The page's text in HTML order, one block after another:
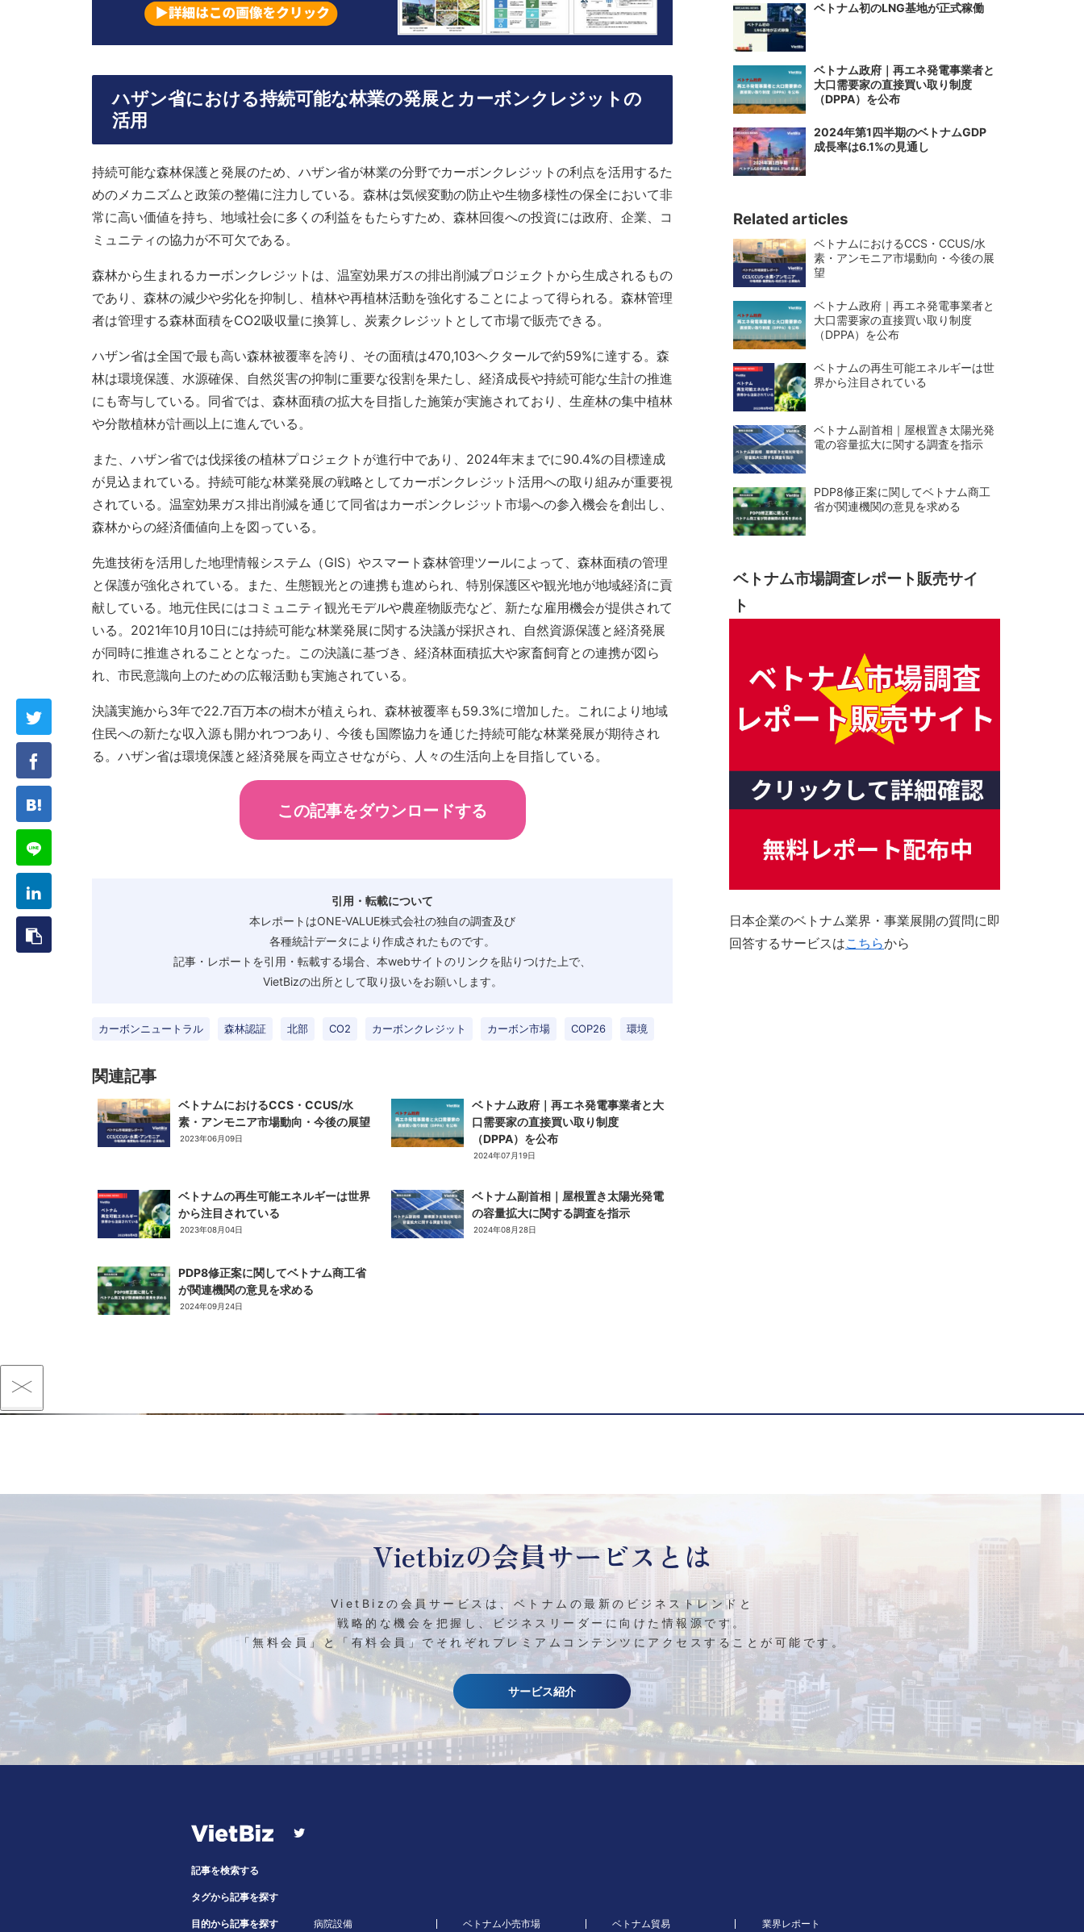
ハザン省における持続可能な林業の発展とカーボンクレジットの
活用
持続可能な森林保護と発展のため、ハザン省が林業の分野でカーボンクレジットの利点を活用するた
めのメカニズムと政策の整備に注力している。森林は気候変動の防止や生物多様性の保全において非
常に高い価値を持ち、地域社会に多くの利益をもたらすため、森林回復への投資には政府、企業、コ
ミュニティの協力が不可欠である。
森林から生まれるカーボンクレジットは、温室効果ガスの排出削減プロジェクトから生成されるもの
であり、森林の減少や劣化を抑制し、植林や再植林活動を強化することによって得られる。森林管理
者は管理する森林面積をCO2吸収量に換算し、炭素クレジットとして市場で販売できる。
ハザン省は全国で最も高い森林被覆率を誇り、その面積は470,103ヘクタールで約59%に達する。森
林は環境保護、水源確保、自然災害の抑制に重要な役割を果たし、経済成長や持続可能な生計の推進
にも寄与している。同省では、森林面積の拡大を目指した施策が実施されており、生産林の集中植林
や分散植林が計画以上に進んでいる。
また、ハザン省では伐採後の植林プロジェクトが進行中であり、2024年末までに90.4%の目標達成
が見込まれている。持続可能な林業発展の戦略としてカーボンクレジット活用への取り組みが重要視
されている。温室効果ガス排出削減を通じて同省はカーボンクレジット市場への参入機会を創出し、
森林からの経済価値向上を図っている。
先進技術を活用した地理情報システム（GIS）やスマート森林管理ツールによって、森林面積の管理
と保護が強化されている。また、生態観光との連携も進められ、特別保護区や観光地が地域経済に貢
献している。地元住民にはコミュニティ観光モデルや農産物販売など、新たな雇用機会が提供されて
いる。2021年10月10日には持続可能な林業発展に関する決議が採択され、自然資源保護と経済発展
が同時に推進されることとなった。この決議に基づき、経済林面積拡大や家畜飼育との連携が図ら
れ、市民意識向上のための広報活動も実施されている。
決議実施から3年で22.7百万本の樹木が植えられ、森林被覆率も59.3%に増加した。これにより地域
住民への新たな収入源も開かれつつあり、今後も国際協力を通じた持続可能な林業発展が期待され
る。ハザン省は環境保護と経済発展を両立させながら、人々の生活向上を目指している。
この記事をダウンロードする
引用・転載について
本レポートはONE-VALUE株式会社の独自の調査及び
各種統計データにより作成されたものです。
記事・レポートを引用・転載する場合、本webサイトのリンクを貼りつけた上で、
VietBizの出所として取り扱いをお願いします。
カーボンニュートラル 森林認証 北部 CO2 カーボンクレジット カーボン市場 COP26 環境
関連記事
ベトナムにおけるCCS・CCUS/水
素・アンモニア市場動向・今後の展望
2023年06月09日
ベトナム政府｜再エネ発電事業者と大
口需要家の直接買い取り制度
（DPPA）を公布
2024年07月19日
ベトナムの再生可能エネルギーは世界
から注目されている
2023年08月04日
ベトナム副首相｜屋根置き太陽光発電
の容量拡大に関する調査を指示
2024年08月28日
PDP8修正案に関してベトナム商工省
が関連機関の意見を求める
2024年09月24日
ベトナム初のLNG基地が正式稼働
ベトナム政府｜再エネ発電事業者と
大口需要家の直接買い取り制度
（DPPA）を公布
2024年第1四半期のベトナムGDP
成長率は6.1%の見通し
Related articles
ベトナムにおけるCCS・CCUS/水
素・アンモニア市場動向・今後の展
望
ベトナム政府｜再エネ発電事業者と
大口需要家の直接買い取り制度
（DPPA）を公布
ベトナムの再生可能エネルギーは世
界から注目されている
ベトナム副首相｜屋根置き太陽光発
電の容量拡大に関する調査を指示
PDP8修正案に関してベトナム商工
省が関連機関の意見を求める
ベトナム市場調査レポート販売サイ
ト
日本企業のベトナム業界・事業展開の質問に即
回答するサービスはこちらから
Vietbizの会員サービスとは
VietBizの会員サービスは、ベトナムの最新のビジネストレンドと
戦略的な機会を把握し、ビジネスリーダーに向けた情報源です。
「無料会員」と「有料会員」でそれぞれプレミアムコンテンツにアクセスすることが可能です。
サービス紹介
記事を検索する
タグから記事を探す
目的から記事を探す 病院設備 ベトナム小売市場 ベトナム貿易 業界レポート